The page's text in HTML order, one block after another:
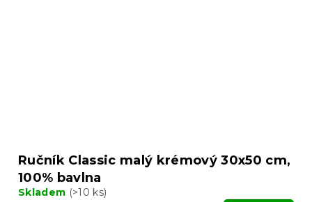
Ručník Classic malý krémový 30x50 cm,
100% bavlna
Skladem (>10 ks)